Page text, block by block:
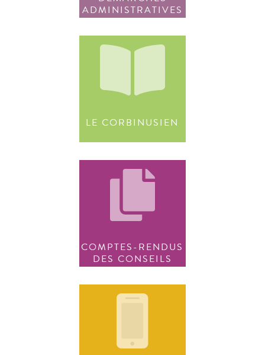
ADMINISTRATIVES
LE CORBINUSIEN
COMPTES-RENDUS
DES CONSEILS